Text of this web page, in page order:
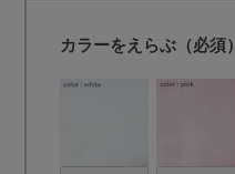
カラーをえらぶ（必須）